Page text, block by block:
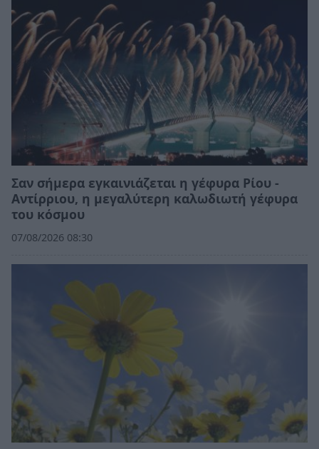
Σαν σήμερα εγκαινιάζεται η γέφυρα Ρίου -
Αντίρριου, η μεγαλύτερη καλωδιωτή γέφυρα
του κόσμου
07/08/2026 08:30